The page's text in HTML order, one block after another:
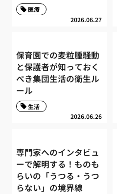
2026.06.27
医療
保育園での麦粒腫騒動
と保護者が知っておく
べき集団生活の衛生ル
ール
2026.06.26
生活
専門家へのインタビュ
ーで解明する！ものも
らいの「うつる・うつ
らない」の境界線